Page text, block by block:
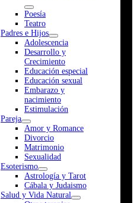
Poesía
Teatro
Padres e Hijos
Adolescencia
Desarrollo y
Crecimiento
Educación especial
Educación sexual
Embarazo y
nacimiento
Estimulación
Pareja
Amor y Romance
Divorcio
Matrimonio
Sexualidad
Esoterismo
Astrología y Tarot
Cábala y Judaismo
Salud y Vida Natural